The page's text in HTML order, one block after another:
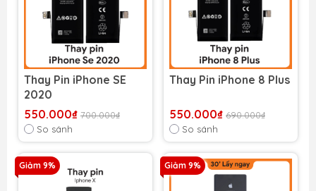
Thay Pin iPhone SE
2020
550.000₫ 700.000₫
So sánh
Thay Pin iPhone 8 Plus
550.000₫ 690.000₫
So sánh
Giảm 9% Giảm 9%